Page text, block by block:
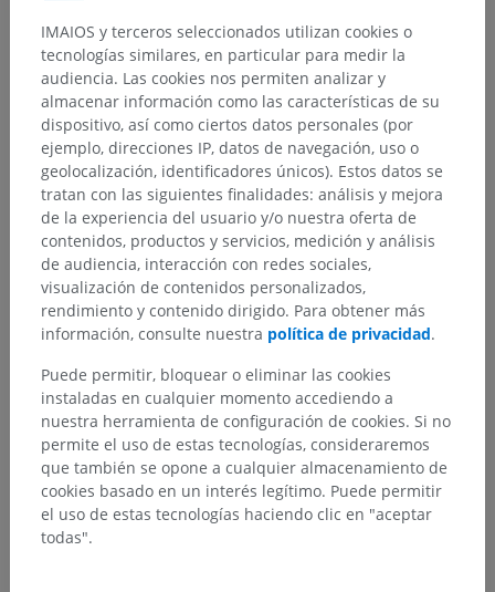
Estructuras subyacentes:
Capa molecular
Capa granular externa
Capa piramidal externa
Capa granular interna
Capa piramidal lnterna
Capa multiforme
Corteza frontal
Corteza parietal
Anatomía comparada en humanos
IMAIOS y terceros seleccionados utilizan cookies o
tecnologías similares, en particular para medir la
audiencia. Las cookies nos permiten analizar y
almacenar información como las características de su
dispositivo, así como ciertos datos personales (por
ejemplo, direcciones IP, datos de navegación, uso o
geolocalización, identificadores únicos). Estos datos se
tratan con las siguientes finalidades: análisis y mejora
de la experiencia del usuario y/o nuestra oferta de
contenidos, productos y servicios, medición y análisis
de audiencia, interacción con redes sociales,
visualización de contenidos personalizados,
rendimiento y contenido dirigido. Para obtener más
información, consulte nuestra política de privacidad.
Puede permitir, bloquear o eliminar las cookies
instaladas en cualquier momento accediendo a
nuestra herramienta de configuración de cookies. Si no
permite el uso de estas tecnologías, consideraremos
que también se opone a cualquier almacenamiento de
cookies basado en un interés legítimo. Puede permitir
el uso de estas tecnologías haciendo clic en "aceptar
todas".